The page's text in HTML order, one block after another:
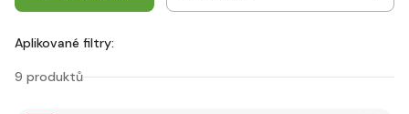
Aplikované filtry:
9 produktů